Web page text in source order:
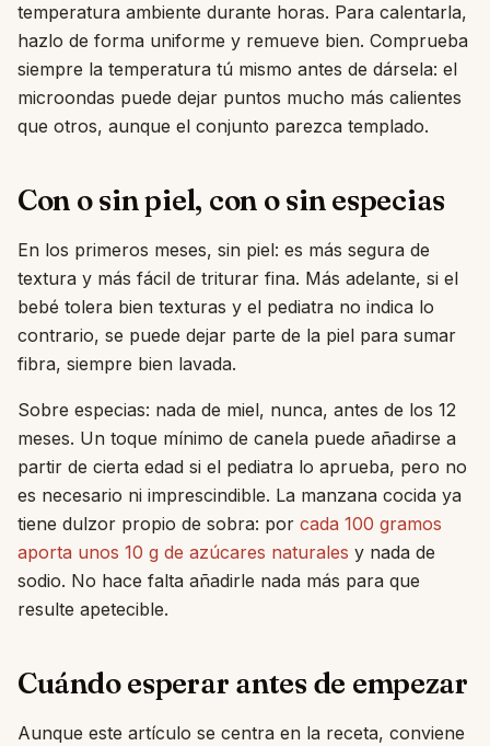
temperatura ambiente durante horas. Para calentarla,
hazlo de forma uniforme y remueve bien. Comprueba
siempre la temperatura tú mismo antes de dársela: el
microondas puede dejar puntos mucho más calientes
que otros, aunque el conjunto parezca templado.
Con o sin piel, con o sin especias
En los primeros meses, sin piel: es más segura de
textura y más fácil de triturar fina. Más adelante, si el
bebé tolera bien texturas y el pediatra no indica lo
contrario, se puede dejar parte de la piel para sumar
fibra, siempre bien lavada.
Sobre especias: nada de miel, nunca, antes de los 12
meses. Un toque mínimo de canela puede añadirse a
partir de cierta edad si el pediatra lo aprueba, pero no
es necesario ni imprescindible. La manzana cocida ya
tiene dulzor propio de sobra: por cada 100 gramos
aporta unos 10 g de azúcares naturales y nada de
sodio. No hace falta añadirle nada más para que
resulte apetecible.
Cuándo esperar antes de empezar
Aunque este artículo se centra en la receta, conviene